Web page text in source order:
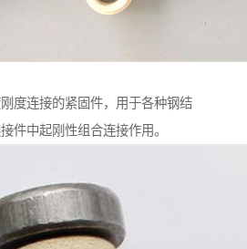
度连接的紧固件，用于各种钢结
件中起刚性组合连接作用。